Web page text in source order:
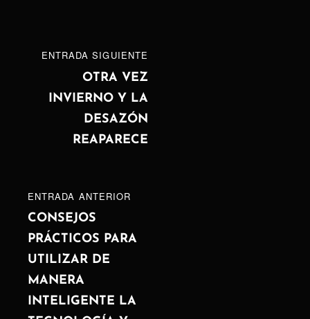
Navegación
entradas
ENTRADA
ANTERIOR
ENTRADA ANTERIOR
CONSEJOS
PRÁCTICOS PARA
UTILIZAR DE
MANERA
INTELIGENTE LA
ENTRADA
SIGUIENTE
ENTRADA SIGUIENTE
OTRA VEZ
INVIERNO Y LA
DESAZÓN
REAPARECE